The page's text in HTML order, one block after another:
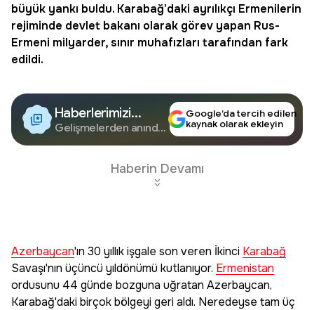
büyük yankı buldu. Karabağ'daki ayrılıkçı Ermenilerin
rejiminde devlet bakanı olarak görev yapan Rus-
Ermeni milyarder, sınır muhafızları tarafından fark
edildi.
Haberlerimizi
Google'da Takip
Edin
Gelişmelerden anında
Google’da tercih edilen
kaynak olarak ekleyin
Haberin Devamı
Azerbaycan'ın 30 yıllık işgale son veren İkinci Karabağ
Savaşı'nın üçüncü yıldönümü kutlanıyor. Ermenistan
ordusunu 44 günde bozguna uğratan Azerbaycan,
Karabağ'daki birçok bölgeyi geri aldı. Neredeyse tam üç